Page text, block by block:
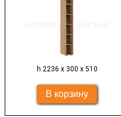
h 2236 х 300 х 510